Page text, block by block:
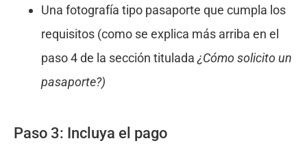
Una fotografía tipo pasaporte que cumpla los
requisitos (como se explica más arriba en el
paso 4 de la sección titulada ¿Cómo solicito un
pasaporte?)
Paso 3: Incluya el pago